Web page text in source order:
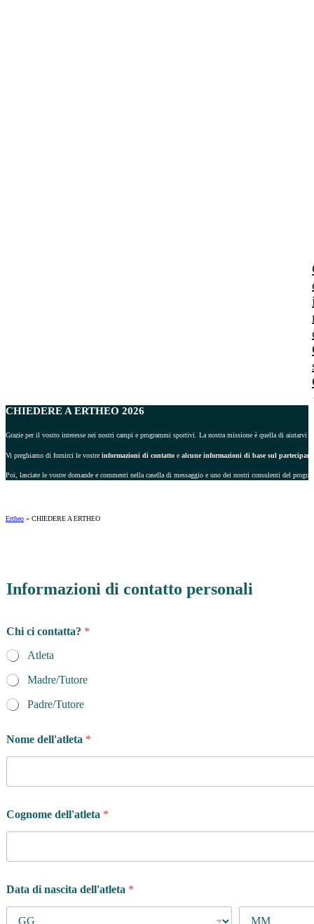
CHIEDERE A ERTHEO 2026
Grazie per il vostro interesse nei nostri campi e programmi sportivi. La nostra missione è quella di
Vi preghiamo di fornirci le vostre informazioni di contatto e alcune informazioni di base sul
Poi, lasciate le vostre domande e commenti nella casella di messaggio e uno dei nostri consulenti del
Ertheo » CHIEDERE A ERTHEO
Informazioni di contatto personali
n
v
e
s
t
i
r
p
o
r
i
a
Chi ci contatta? *
Atleta
Madre/Tutore
Padre/Tutore
Nome dell'atleta *
Cognome dell'atleta *
Data di nascita dell'atleta *